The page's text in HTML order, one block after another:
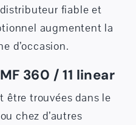
fiable et
augmentent la
d’occasion.
360 / 11 linear
être trouvées dans le
chez d’autres